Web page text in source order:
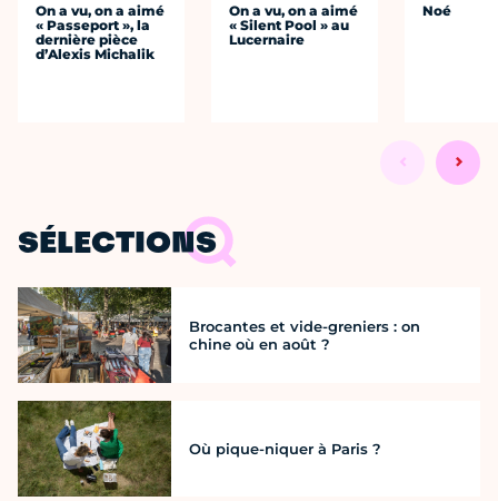
On a vu, on a aimé
« Passeport », la
dernière pièce
d’Alexis Michalik
On a vu, on a aimé
« Silent Pool » au
Lucernaire
Noé
SÉLECTIONS
Brocantes et vide-greniers : on
chine où en août ?
Où pique-niquer à Paris ?